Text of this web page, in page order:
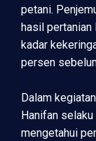
petani.
hasil pertanian
kadar
persen
Dalam
Hanifan
mengetahui